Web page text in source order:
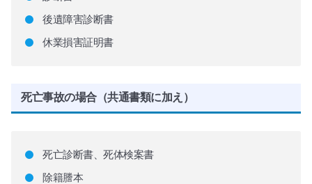
後遺障害診断書
休業損害証明書
死亡事故の場合（共通書類に加え）
死亡診断書、死体検案書
除籍謄本